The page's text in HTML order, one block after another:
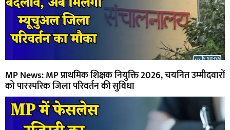
MP News: MP प्राथमिक शिक्षक नियुक्ति 2026, चयनित उम्मीदवारों
को पारस्परिक जिला परिवर्तन की सुविधा